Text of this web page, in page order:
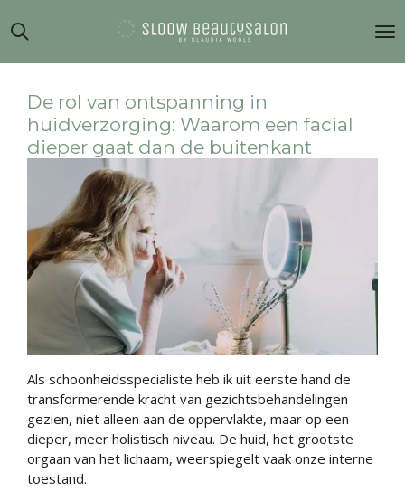
direct
hoofdinhoud
De rol van ontspanning in
huidverzorging: Waarom een facial
dieper gaat dan de buitenkant
Als schoonheidsspecialiste heb ik uit eerste hand de
transformerende kracht van gezichtsbehandelingen
gezien, niet alleen aan de oppervlakte, maar op een
dieper, meer holistisch niveau. De huid, het grootste
orgaan van het lichaam, weerspiegelt vaak onze interne
toestand.